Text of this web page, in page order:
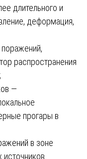
длительного и
деформация,
распространения
—
прогары в
в зоне
источников